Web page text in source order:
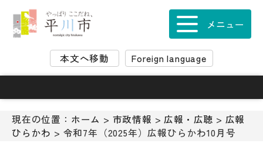
ョ
ス
本文へ移動 Foreign language
メニュー
現在の位置： ホーム > 市政情報 >広報・広聴 > 広報
ひらかわ > 令和7年（2025年）広報ひらかわ10月号